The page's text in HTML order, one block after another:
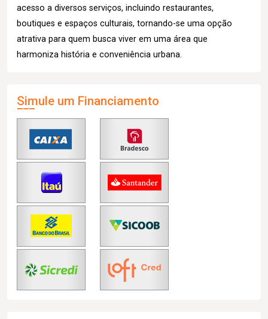
acesso a diversos serviços, incluindo restaurantes,
boutiques e espaços culturais, tornando-se uma opção
atrativa para quem busca viver em uma área que
harmoniza história e conveniência urbana.
Simule um Financiamento